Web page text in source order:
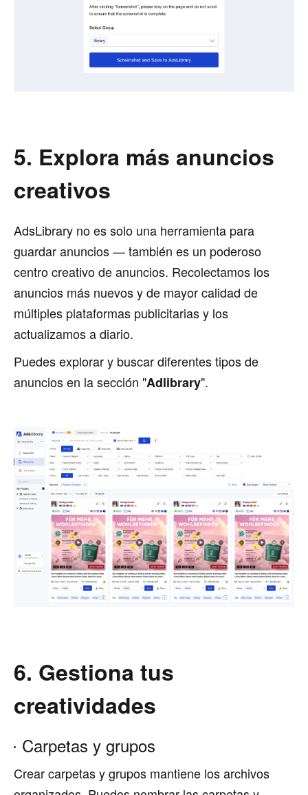
5. Explora más anuncios
creativos
AdsLibrary no es solo una herramienta para
guardar anuncios — también es un poderoso
centro creativo de anuncios. Recolectamos los
anuncios más nuevos y de mayor calidad de
múltiples plataformas publicitarias y los
actualizamos a diario.
Puedes explorar y buscar diferentes tipos de
anuncios en la sección "Adlibrary".
6. Gestiona tus
creatividades
Carpetas y grupos
Crear carpetas y grupos mantiene los archivos